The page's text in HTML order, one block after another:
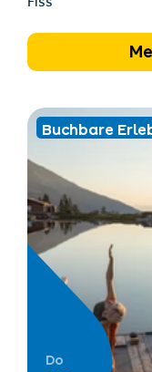
Fiss
Buchbare
Do